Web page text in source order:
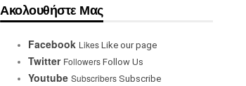
Ακολουθήστε Μας
Facebook Likes Like our page
Twitter Followers Follow Us
Youtube Subscribers Subscribe